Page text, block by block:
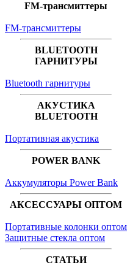
FM-трансмиттеры
FM-трансмиттеры
BLUETOOTH
ГАРНИТУРЫ
Bluetooth гарнитуры
АКУСТИКА
BLUETOOTH
Портативная акустика
POWER BANK
Аккумуляторы Power Bank
АКСЕССУАРЫ ОПТОМ
Портативные колонки оптом
Защитные стекла оптом
СТАТЬИ